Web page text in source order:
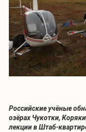
Российские учёные
озёрах Чукотки,
лекции в Штаб-